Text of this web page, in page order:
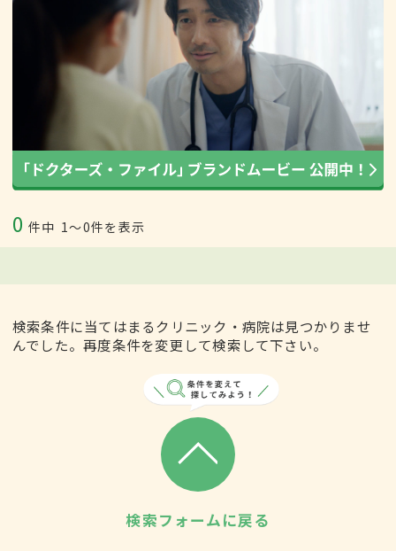
0 件中 1〜0件を表示
検索条件に当てはまるクリニック・病院は見つかりませ
んでした。再度条件を変更して検索して下さい。
検索フォームに戻る